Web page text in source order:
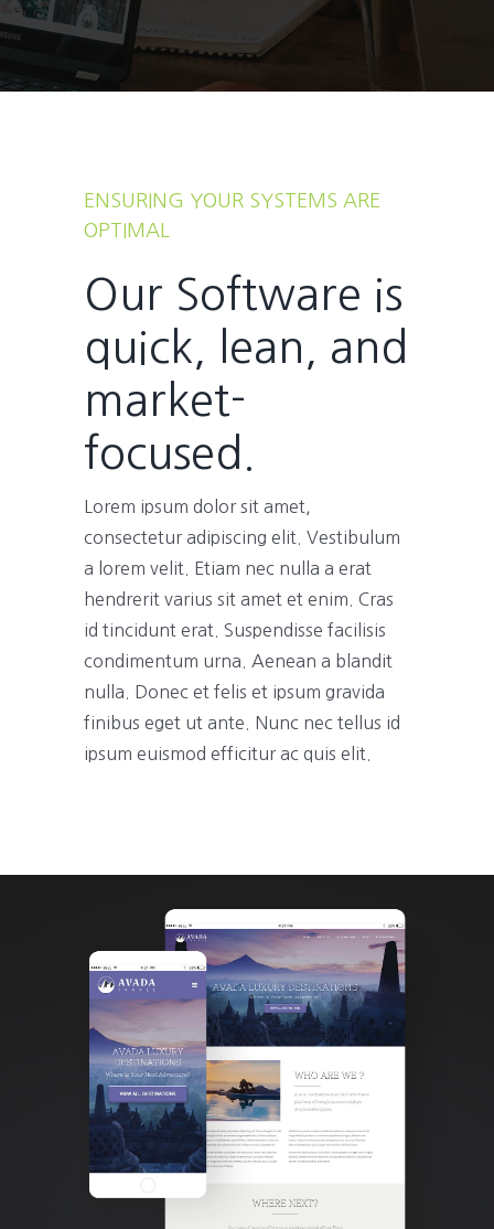
ENSURING YOUR SYSTEMS ARE
OPTIMAL
Our Software is
quick, lean, and
market-
focused.
Lorem ipsum dolor sit amet,
consectetur adipiscing elit. Vestibulum
a lorem velit. Etiam nec nulla a erat
hendrerit varius sit amet et enim. Cras
id tincidunt erat. Suspendisse facilisis
condimentum urna. Aenean a blandit
nulla. Donec et felis et ipsum gravida
finibus eget ut ante. Nunc nec tellus id
ipsum euismod efficitur ac quis elit.